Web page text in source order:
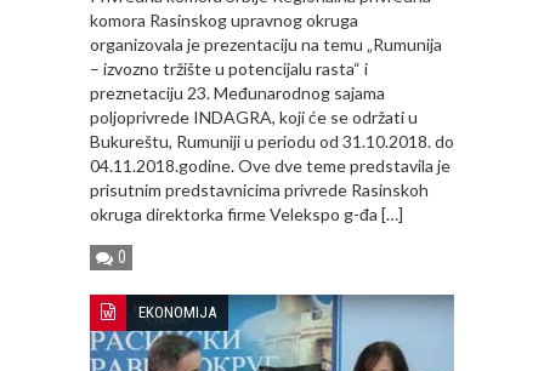
komora Rasinskog upravnog okruga
organizovala je prezentaciju na temu „Rumunija
– izvozno tržište u potencijalu rasta“ i
preznetaciju 23. Međunarodnog sajama
poljoprivrede INDAGRA, koji će se održati u
Bukureštu, Rumuniji u periodu od 31.10.2018. do
04.11.2018.godine. Ove dve teme predstavila je
prisutnim predstavnicima privrede Rasinskoh
okruga direktorka firme Velekspo g-đa […]
0
EKONOMIJA